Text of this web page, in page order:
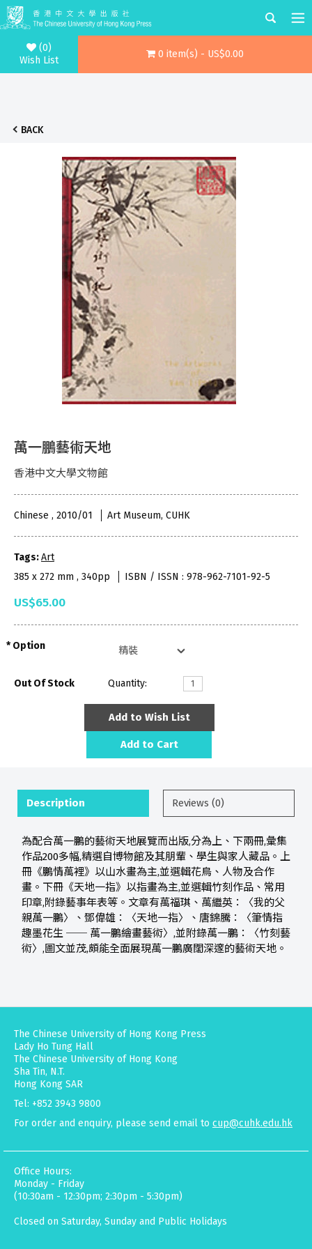
(0)
Wish List
0 item(s) - US$0.00
BACK
萬一鵬藝術天地
香港中文大學文物館
Chinese , 2010/01 Art Museum, CUHK
Tags:Art
385 x 272 mm , 340pp
ISBN / ISSN : 978-962-7101-92-5
US$65.00
Option
Out Of Stock Quantity:
Add to Wish List
Add to Cart
Description Reviews (0)
為配合萬一鵬的藝術天地展覽而出版,分為上、下兩冊,彙集
作品200多幅,精選自博物館及其朋輩、學生與家人藏品。上
冊《鵬情萬裡》以山水畫為主,並選輯花鳥、人物及合作
畫。下冊《天地一指》以指畫為主,並選輯竹刻作品、常用
印章,附錄藝事年表等。文章有萬福琪、萬繼英：〈我的父
親萬一鵬〉、鄧偉雄：〈天地一指〉、唐錦騰：〈筆情指
趣墨花生 ── 萬一鵬繪畫藝術〉,並附錄萬一鵬：〈竹刻藝
術〉,圖文並茂,頗能全面展現萬一鵬廣闊深邃的藝術天地。
The Chinese University of Hong Kong Press
Lady Ho Tung Hall
The Chinese University of Hong Kong
Sha Tin, N.T.
Hong Kong SAR
Tel: +852 3943 9800
For order and enquiry, please send email to cup@cuhk.edu.hk
Office Hours:
Monday - Friday
(10:30am - 12:30pm; 2:30pm - 5:30pm)
Closed on Saturday, Sunday and Public Holidays